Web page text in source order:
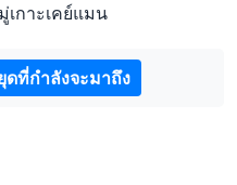
กาะเคย์แมน
ดที่กำลังจะมาถึง